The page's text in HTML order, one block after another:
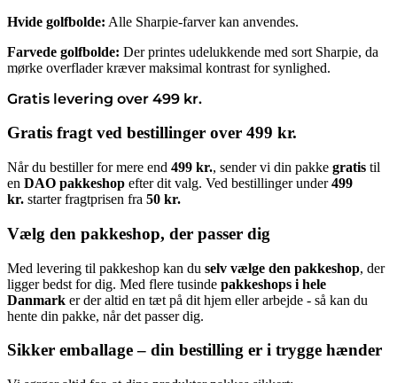
Hvide golfbolde: Alle Sharpie-farver kan anvendes.
Farvede golfbolde: Der printes udelukkende med sort Sharpie, da
mørke overflader kræver maksimal kontrast for synlighed.
Gratis levering over 499 kr.
Gratis fragt ved bestillinger over 499 kr.
Når du bestiller for mere end 499 kr., sender vi din pakke gratis til
en DAO pakkeshop efter dit valg. Ved bestillinger under499
kr. starter fragtprisen fra 50 kr.
Vælg den pakkeshop, der passer dig
Med levering til pakkeshop kan du selv vælge den pakkeshop, der
ligger bedst for dig. Med flere tusinde pakkeshops i hele
Danmark er der altid en tæt på dit hjem eller arbejde - så kan du
hente din pakke, når det passer dig.
Sikker emballage – din bestilling er i trygge hænder